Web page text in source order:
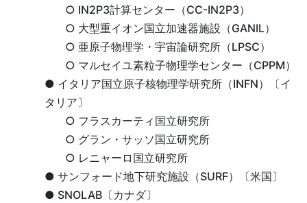
○ IN2P3計算センター（CC-IN2P3）
○ 大型重イオン国立加速器施設（GANIL）
○ 亜原子物理学・宇宙論研究所（LPSC）
○ マルセイユ素粒子物理学センター（CPPM）
● イタリア国立原子核物理学研究所（INFN）〔イ
タリア〕
○ フラスカーティ国立研究所
○ グラン・サッソ国立研究所
○ レニャーロ国立研究所
● サンフォード地下研究施設（SURF）〔米国〕
● SNOLAB〔カナダ〕